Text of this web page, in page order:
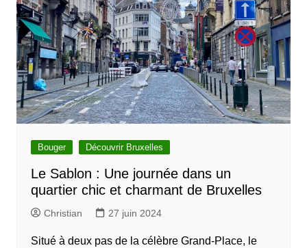
Bouger Découvrir Bruxelles
Le Sablon : Une journée dans un
quartier chic et charmant de Bruxelles
Christian 27 juin 2024
Situé à deux pas de la célèbre Grand-Place, le